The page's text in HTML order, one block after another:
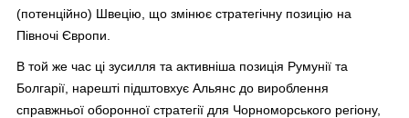
(потенційно) Швецію, що змінює стратегічну позицію на
Півночі Європи.
В той же час ці зусилля та активніша позиція Румунії та
Болгарії, нарешті підштовхує Альянс до вироблення
справжньої оборонної стратегії для Чорноморського регіону,